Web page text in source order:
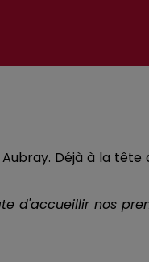
Déjà à la
d'accueillir nos